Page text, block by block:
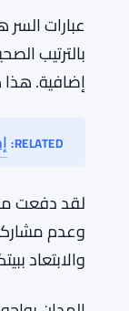
معاملة.
أظهرتها
سجل
المزيد من
المفضلة
عبارات
بالترتيب
إضافية. هذا